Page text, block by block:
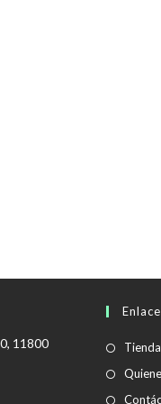
11800
Tienda